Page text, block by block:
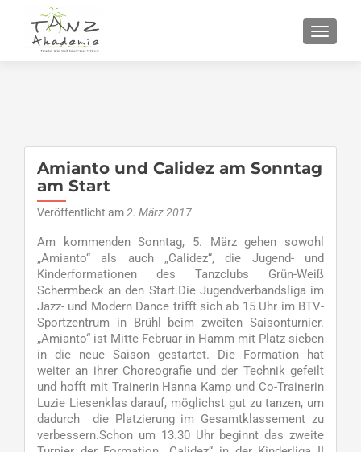
Amianto und Calidez am Sonntag
am Start
Veröffentlicht am2. März 2017
Am kommenden Sonntag, 5. März gehen sowohl
„Amianto“ als auch „Calidez“, die Jugend- und
Kinderformationen des Tanzclubs Grün-Weiß
Schermbeck an den Start.Die Jugendverbandsliga im
Jazz- und Modern Dance trifft sich ab 15 Uhr im BTV-
Sportzentrum in Brühl beim zweiten Saisonturnier.
„Amianto“ ist Mitte Februar in Hamm mit Platz sieben
in die neue Saison gestartet. Die Formation hat
weiter an ihrer Choreografie und der Technik gefeilt
und hofft mit Trainerin Hanna Kamp und Co-Trainerin
Luzie Liesenklas darauf, möglichst gut zu tanzen, um
dadurch die Platzierung im Gesamtklassement zu
verbessern.Schon um 13.30 Uhr beginnt das zweite